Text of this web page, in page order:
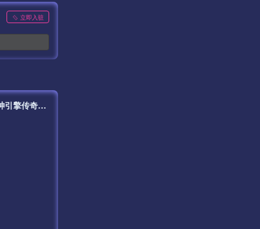
立即入驻
【传奇手游之1.76昊天赤月金币-新白猪3插件-免授权版】经典三职业复古战神引擎传奇手游全新打包Win服务端源码视频架设教程-新版GM多功能网页授权物品后台-GM直冲网页后台-安卓苹果IOS双端版本！